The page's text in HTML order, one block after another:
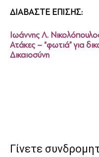
ΔΙΑΒΑΣΤΕ ΕΠΙΣΗΣ:
Ιωάννης Λ.
Ατάκες – “φωτιά” για
Δικαιοσύνη
Γίνετε